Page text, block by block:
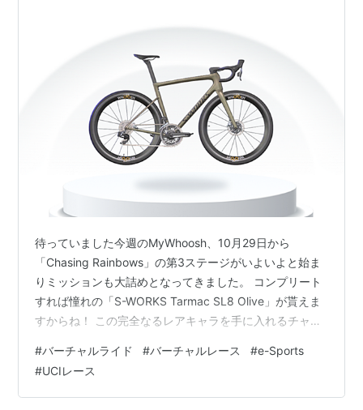
待っていました今週のMyWhoosh、10月29日から
「Chasing Rainbows」の第3ステージがいよいよと始ま
りミッションも大詰めとなってきました。 コンプリート
すれば憧れの「S-WORKS Tarmac SL8 Olive」が貰えま
すからね！ この完全なるレアキャラを手に入れるチャン
Recon」なるミッションがしれっと追加されていたのは
ご存知でしょうか？ 何やら青いコルナゴが貰えるとの事
でサクッと走りゲットしておきました。 ステージの設定
#バーチャルライド #バーチャルレース #e-Sports
#UCIレース